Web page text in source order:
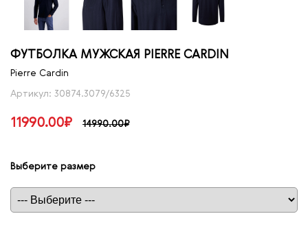
ФУТБОЛКА МУЖСКАЯ PIERRE CARDIN
Pierre Cardin
Артикул: 30874.3079/6325
11990.00₽ 14990.00₽
Выберите размер
Таблица размеров